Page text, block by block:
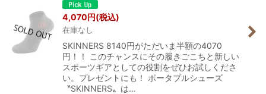
4,070円(税込)
在庫なし
SKINNERS 8140円がただいま半額の4070
円！！ このチャンスにその履きごこちと新しい
スポーツギアとしての役割をぜひお試しくださ
い。プレゼントにも！ ポータブルシューズ
〝SKINNERS〟は…